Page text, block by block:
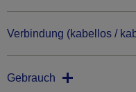
Verbindung (kabellos /
Gebrauch